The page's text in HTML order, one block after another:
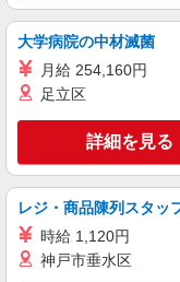
キープ
派遣社員
【袋
収計
大学病院の中材滅菌
月給 254,160円
足立区
詳細を見る
レジ・商品陳列スタッ
時給 1,120円
神戸市垂水区